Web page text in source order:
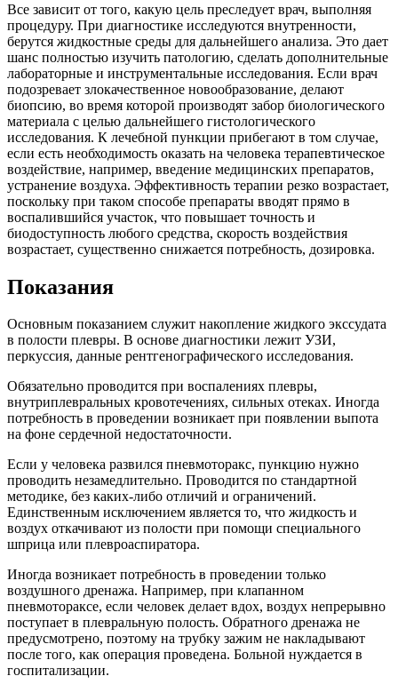
Все зависит от того, какую цель преследует врач, выполняя
процедуру. При диагностике исследуются внутренности,
берутся жидкостные среды для дальнейшего анализа. Это дает
шанс полностью изучить патологию, сделать дополнительные
лабораторные и инструментальные исследования. Если врач
подозревает злокачественное новообразование, делают
биопсию, во время которой производят забор биологического
материала с целью дальнейшего гистологического
исследования. К лечебной пункции прибегают в том случае,
если есть необходимость оказать на человека терапевтическое
воздействие, например, введение медицинских препаратов,
устранение воздуха. Эффективность терапии резко возрастает,
поскольку при таком способе препараты вводят прямо в
воспалившийся участок, что повышает точность и
биодоступность любого средства, скорость воздействия
возрастает, существенно снижается потребность, дозировка.
Показания
Основным показанием служит накопление жидкого экссудата
в полости плевры. В основе диагностики лежит УЗИ,
перкуссия, данные рентгенографического исследования.
Обязательно проводится при воспалениях плевры,
внутриплевральных кровотечениях, сильных отеках. Иногда
потребность в проведении возникает при появлении выпота
на фоне сердечной недостаточности.
Если у человека развился пневмоторакс, пункцию нужно
проводить незамедлительно. Проводится по стандартной
методике, без каких-либо отличий и ограничений.
Единственным исключением является то, что жидкость и
воздух откачивают из полости при помощи специального
шприца или плевроаспиратора.
Иногда возникает потребность в проведении только
воздушного дренажа. Например, при клапанном
пневмотораксе, если человек делает вдох, воздух непрерывно
поступает в плевральную полость. Обратного дренажа не
предусмотрено, поэтому на трубку зажим не накладывают
после того, как операция проведена. Больной нуждается в
госпитализации.